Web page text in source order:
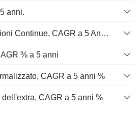
anni.
Utili dalle Operazioni Continue, CAGR a 5 Anni %
% a 5 anni
CAGR a 5 anni %
CAGR a 5 anni %